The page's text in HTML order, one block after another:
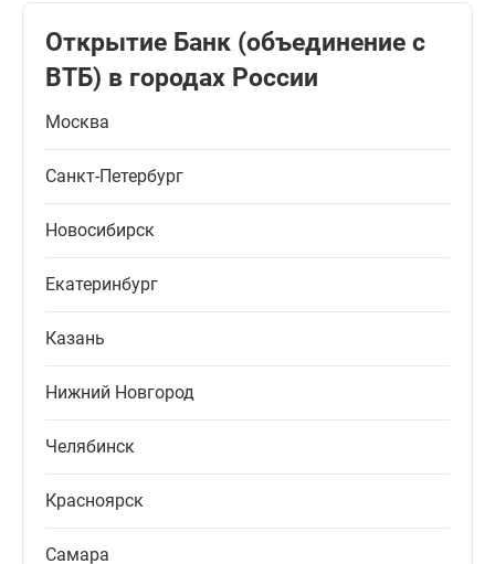
Открытие Банк (объединение с
ВТБ) в городах России
Москва
Санкт-Петербург
Новосибирск
Екатеринбург
Казань
Нижний Новгород
Челябинск
Красноярск
Самара